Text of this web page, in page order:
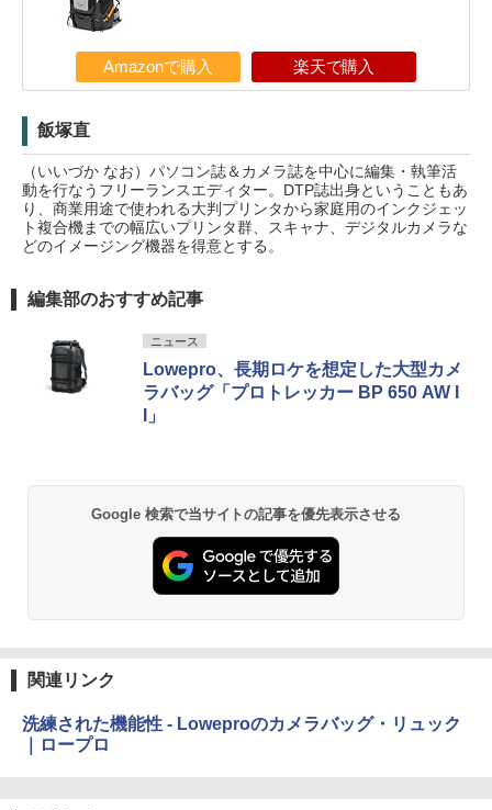
Amazonで購入 楽天で購入
飯塚直
（いいづか なお）パソコン誌＆カメラ誌を中心に編集・執筆活
動を行なうフリーランスエディター。DTP誌出身ということもあ
り、商業用途で使われる大判プリンタから家庭用のインクジェッ
ト複合機までの幅広いプリンタ群、スキャナ、デジタルカメラな
どのイメージング機器を得意とする。
編集部のおすすめ記事
ニュース
Lowepro、長期ロケを想定した大型カメ
ラバッグ「プロトレッカー BP 650 AW I
I」
Google 検索で当サイトの記事を優先表示させる
関連リンク
洗練された機能性 - Loweproのカメラバッグ・リュック
｜ロープロ